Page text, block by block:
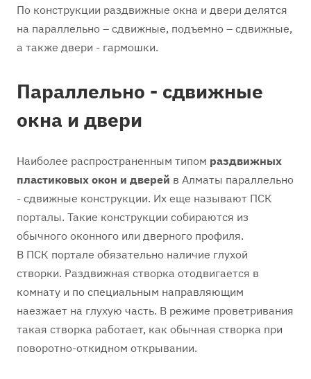
По конструкции раздвижные окна и двери делятся
на параллельно – сдвижные, подъемно – сдвижные,
а также двери - гармошки.
Параллельно - сдвижные
окна и двери
Наиболее распространенным типом раздвижных
пластиковых окон и дверей в Алматы параллельно
- сдвижные конструкции. Их еще называют ПСК
порталы. Такие конструкции собираются из
обычного оконного или дверного профиля.
В ПСК портале обязательно наличие глухой
створки. Раздвижная створка отодвигается в
комнату и по специальным направляющим
наезжает на глухую часть. В режиме проветривания
такая створка работает, как обычная створка при
поворотно-откидном открывании.